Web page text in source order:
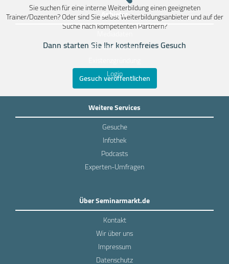
Sie suchen für eine interne Weiterbildung einen geeigneten
Trainer/Dozenten? Oder sind Sie selbst Weiterbildungsanbieter und auf der
Suche nach kompetenten Partnern?
Dann starten Sie Ihr kostenfreies Gesuch
Gesuch veröffentlichen
Anbieter
Mediadaten
Anbieter werden
Login
Weitere Services
Gesuche
Infothek
Podcasts
Experten-Umfragen
Über Seminarmarkt.de
Kontakt
Wir über uns
Impressum
Datenschutz